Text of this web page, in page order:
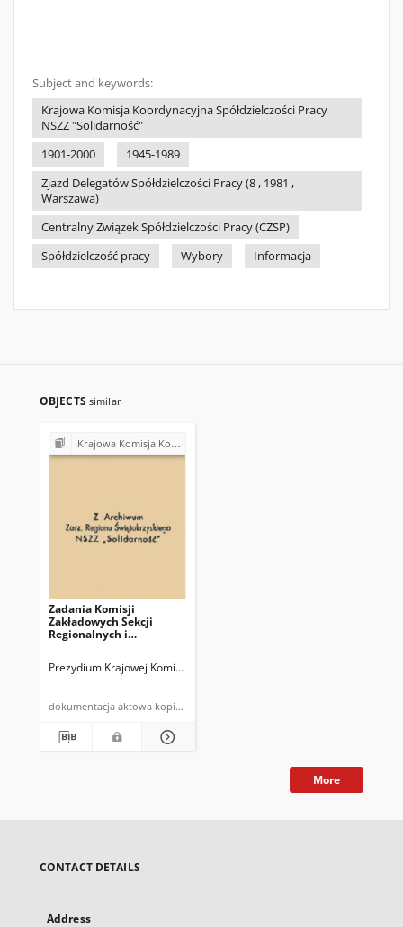
Subject and keywords:
Krajowa Komisja Koordynacyjna Spółdzielczości Pracy
NSZZ "Solidarność"
1901-2000
1945-1989
Zjazd Delegatów Spółdzielczości Pracy (8 , 1981 ,
Warszawa)
Centralny Związek Spółdzielczości Pracy (CZSP)
Spółdzielczość pracy
Wybory Informacja
OBJECTS similar
Krajowa Komisja Koordynacyjna Spółdzielczości Pracy NSZZ "Solidarność"
Zadania Komisji
Zakładowych Sekcji
Regionalnych i
nadzwyczajnego zjazdu
Prezydium Krajowej Komisji Koordynacyjnej NSZZ "Solidarność"
dokumentacja aktowa kopia maszynopisu
More
CONTACT DETAILS
Address